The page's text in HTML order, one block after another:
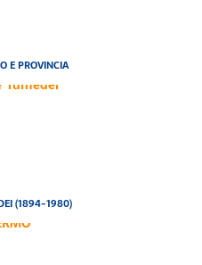
E PROVINCIA
(1894-1980)